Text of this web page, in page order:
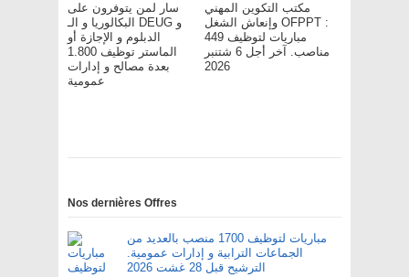
سار لمن يتوفرون على
البكالوريا و الـ DEUG و
الدبلوم و الإجازة أو
الماستر توظيف 1.800
بعدة مصالح و إدارات
عمومية
مكتب التكوين المهني
وإنعاش الشغل OFPPT :
مباريات لتوظيف 449
مناصب. آخر أجل 6 شتنبر
2026
Nos dernières Offres
مباريات لتوظيف 1700 منصب بالعديد من
الجماعات الترابية و إدارات عمومية.
الترشيح قبل 28 غشت 2026